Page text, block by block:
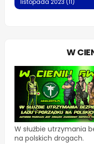
W
W służbie utrzymania
na polskich drogach.